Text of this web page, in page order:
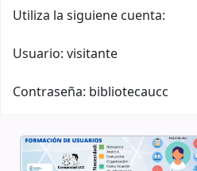
Utiliza la siguiene cuenta:
Usuario: visitante
Contraseña: bibliotecaucc